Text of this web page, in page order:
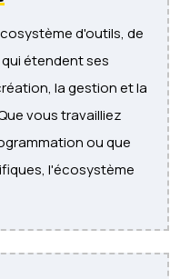
d'outils, de
étendent ses
la gestion et la
vous travailliez
ou que
l'écosystème